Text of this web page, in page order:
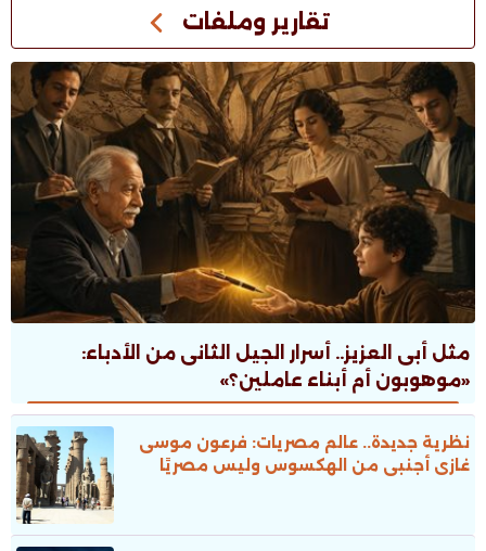
تقارير وملفات
مثل أبى العزيز.. أسرار الجيل الثانى من الأدباء:
«موهوبون أم أبناء عاملين؟»
نظرية جديدة.. عالم مصريات: فرعون موسى
غازى أجنبى من الهكسوس وليس مصريًا